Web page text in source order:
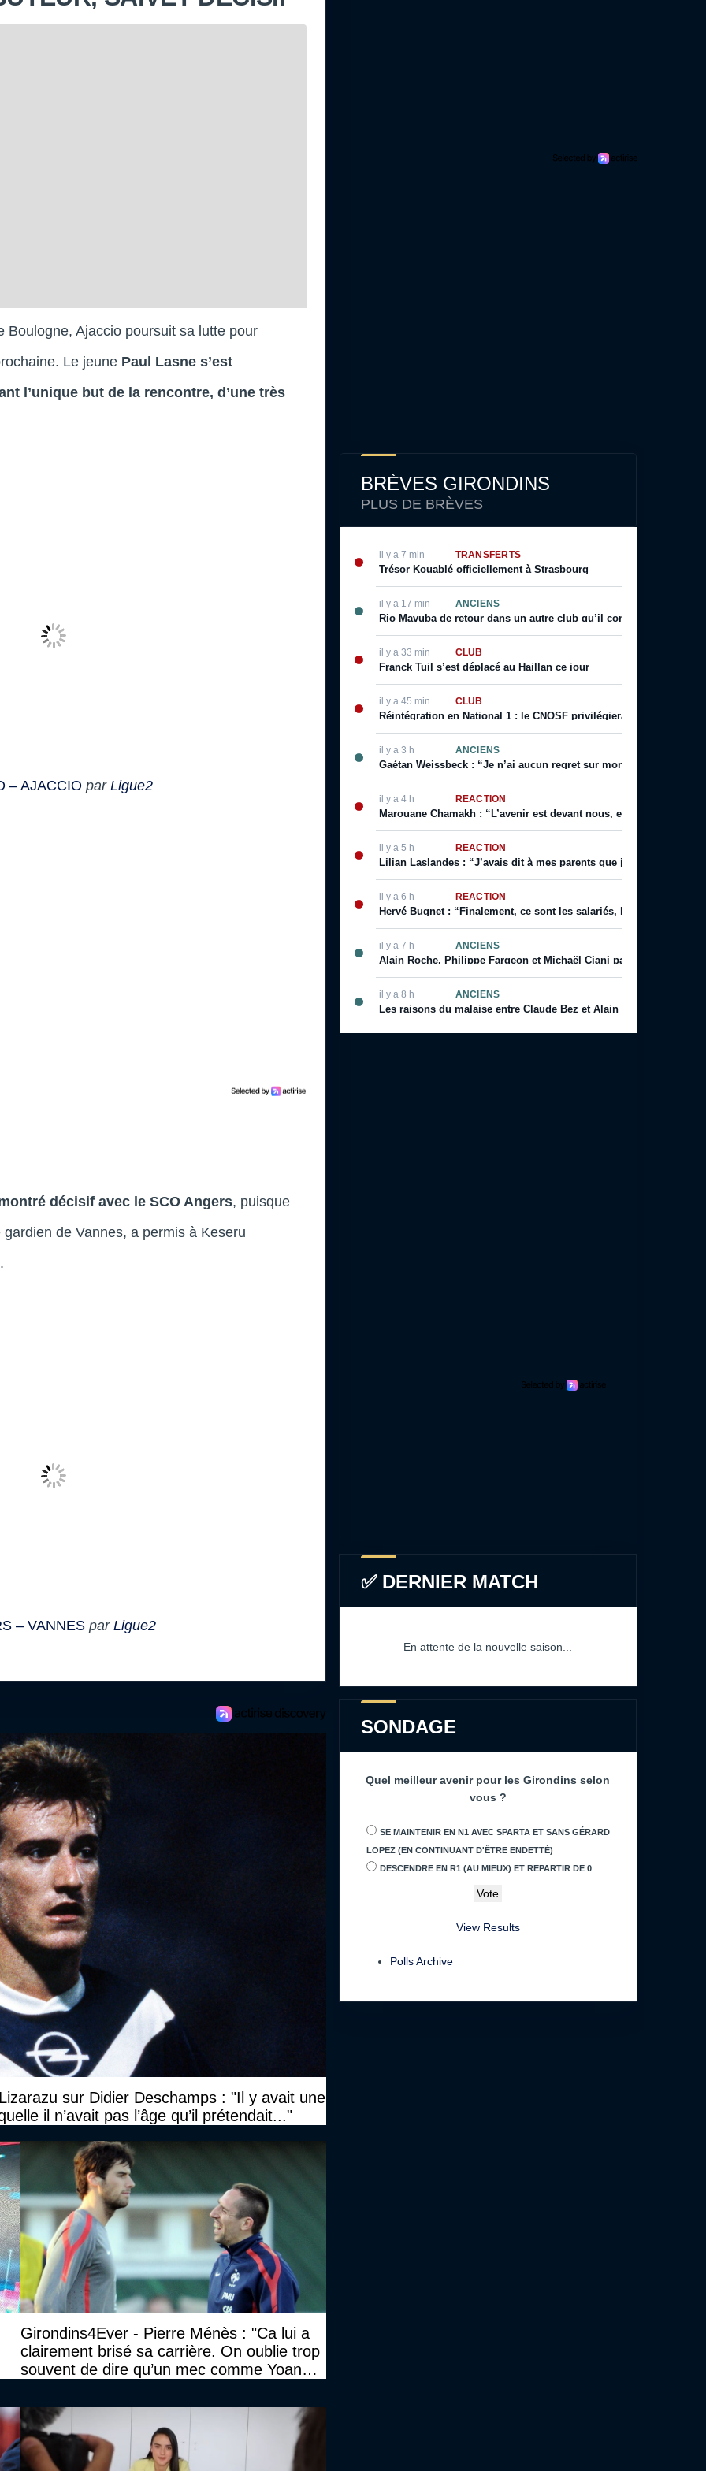
Boulogne, Ajaccio poursuit sa lutte pour
Le jeune Paul Lasne s’est
l’unique but de la rencontre, d’une très
– AJACCIO par Ligue2
décisif avec le SCO Angers, puisque
de Vannes, a permis à Keseru
– VANNES par Ligue2
sur Didier Deschamps : "Il y avait une
il n’avait pas l’âge qu’il prétendait..."
Girondins4Ever - Pierre Ménès : "Ca lui a
clairement brisé sa carrière. On oublie trop
souvent de dire qu’un mec comme Yoann
BRÈVES GIRONDINS
PLUS DE BRÈVES
il y a 7 min TRANSFERTS
Trésor Kouablé officiellement à Strasbourg
il y a 17 min ANCIENS
Rio Mavuba de retour dans un autre club qu’il connait bien ?
il y a 33 min CLUB
Franck Tuil s’est déplacé au Haillan ce jour
il y a 45 min CLUB
Réintégration en National 1 : le CNOSF privilégierait un retour
il y a 3 h ANCIENS
Gaétan Weissbeck : “Je n’ai aucun regret sur mon choix qui a été
il y a 4 h RÉACTION
Marouane Chamakh : “L’avenir est devant nous, et je serai bientôt
il y a 5 h RÉACTION
Lilian Laslandes : “J’avais dit à mes parents que j’allais
il y a 6 h RÉACTION
Hervé Bugnet : “Finalement, ce sont les salariés, les supporters,
il y a 7 h ANCIENS
Alain Roche, Philippe Fargeon et Michaël Ciani parlent de leur
il y a 8 h ANCIENS
Les raisons du malaise entre Claude Bez et Alain Giresse
✅ DERNIER MATCH
En attente de la nouvelle saison...
SONDAGE
Quel meilleur avenir pour les Girondins selon
vous ?
SE MAINTENIR EN N1 AVEC SPARTA ET SANS GÉRARD
LOPEZ (EN CONTINUANT D'ÊTRE ENDETTÉ)
DESCENDRE EN R1 (AU MIEUX) ET REPARTIR DE 0
View Results
Polls Archive